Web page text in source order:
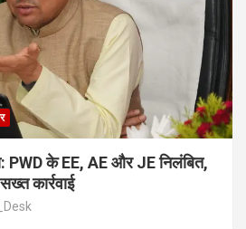
PWD के EE, AE और JE निलंबित,
कार्रवाई